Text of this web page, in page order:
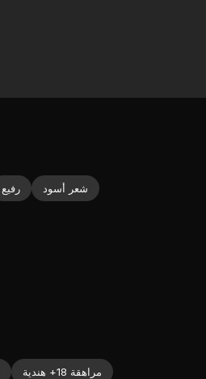
رفيع شعر أسود
مراهقة 18+ هندية